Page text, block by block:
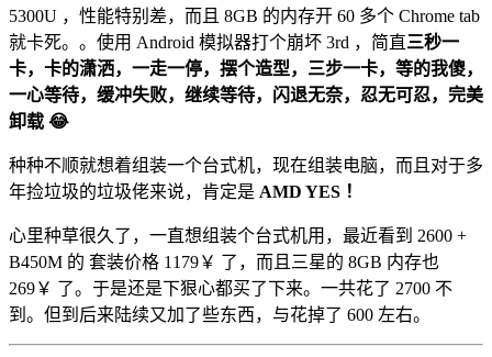
5300U ，性能特别差，而且 8GB 的内存开 60 多个 Chrome tab
就卡死。。使用 Android 模拟器打个崩坏 3rd ，简直三秒一
卡，卡的潇洒，一走一停，摆个造型，三步一卡，等的我傻，
一心等待，缓冲失败，继续等待，闪退无奈，忍无可忍，完美
卸载 😂
种种不顺就想着组装一个台式机，现在组装电脑，而且对于多
年捡垃圾的垃圾佬来说，肯定是 AMD YES ！
心里种草很久了，一直想组装个台式机用，最近看到 2600 +
B450M 的 套装价格 1179￥ 了，而且三星的 8GB 内存也
269￥ 了。于是还是下狠心都买了下来。一共花了 2700 不
到。但到后来陆续又加了些东西，与花掉了 600 左右。